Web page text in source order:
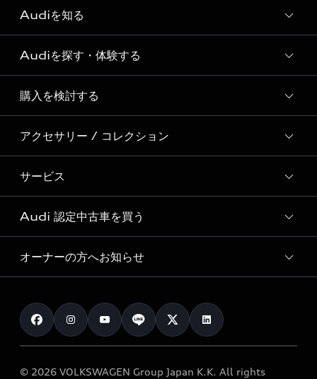
Audiを知る
Audi ブランド
Story of Progress
Audi Sport
Formula 1®
デジタルサービス
Audiを探す・体験する
ディーラー検索
新車在庫検索
試乗車・展示車検索
見積り依頼
試乗予約
購入を検討する
モデル一覧
特別仕様モデル / 限定モデル
e-tronラインアップ
価格シミュレーション
車両比較
カタログ一覧
アクセサリー / コレクション
純正アクセサリー
オンラインショップ
Audi collection
アウディナビアプリ
サービス
サービス入庫予約
サービスプログラム
メンテナンス
車検 / 定期点検
e-tronアフターサポート
Audi 認定中古車を買う
Audi認定中古車
クオリティ
保証
メンテナンス
オーナーの方へお知らせ
お知らせ
オーナー様向けキャンペーン
© 2026 VOLKSWAGEN Group Japan K.K. All rights